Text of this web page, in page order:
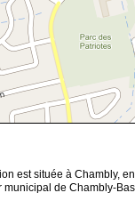
est située à Chambly,
de Chambly-